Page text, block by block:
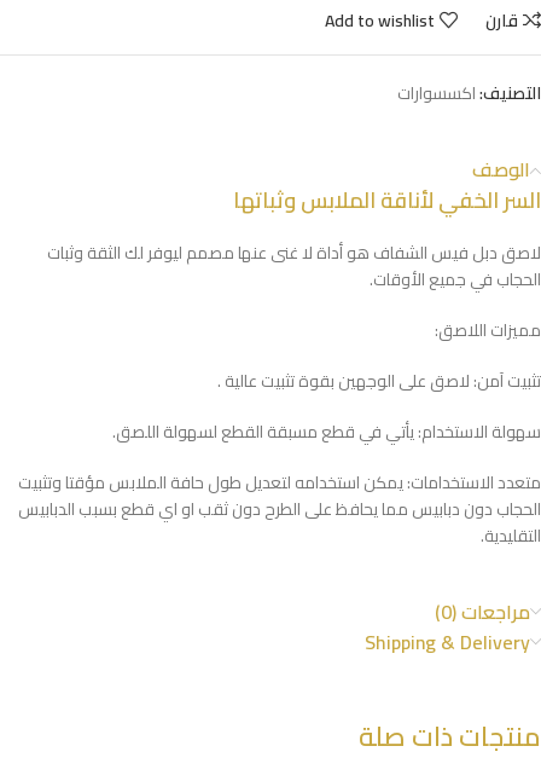
قارن
Add to wishlist
التصنيف:اكسسوارات
الوصف
السر الخفي لأناقة الملابس وثباتها
لاصق دبل فيس الشفاف هو أداة لا غنى عنها مصمم ليوفر لك الثقة وثبات
الحجاب في جميع الأوقات.
مميزات اللاصق:
تثبيت آمن: لاصق على الوجهين بقوة تثبيت عالية .
سهولة الاستخدام: يأتي في قطع مسبقة القطع لسهولة اللصق.
متعدد الاستخدامات: يمكن استخدامه لتعديل طول حافة الملابس مؤقتا وتثبيت
الحجاب دون دبابيس مما يحافظ على الطرح دون ثقب او اي قطع بسبب الدبابيس
التقليدية.
مراجعات (0)
Shipping & Delivery
منتجات ذات صلة